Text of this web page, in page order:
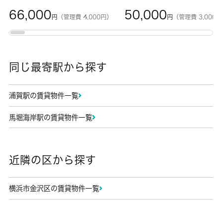
66,000 円 （管理費 4,000円） 50,000 円 （管理費 3,000
同じ最寄駅から探す
浦賀駅の賃貸物件一覧
馬堀海岸駅の賃貸物件一覧
近隣の区から探す
横浜市金沢区の賃貸物件一覧